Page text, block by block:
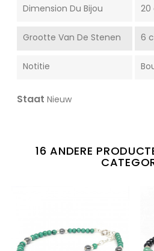
Dimension Du Bijou 20
Grootte Van De Stenen 6
Notitie
Staat Nieuw
16 ANDERE